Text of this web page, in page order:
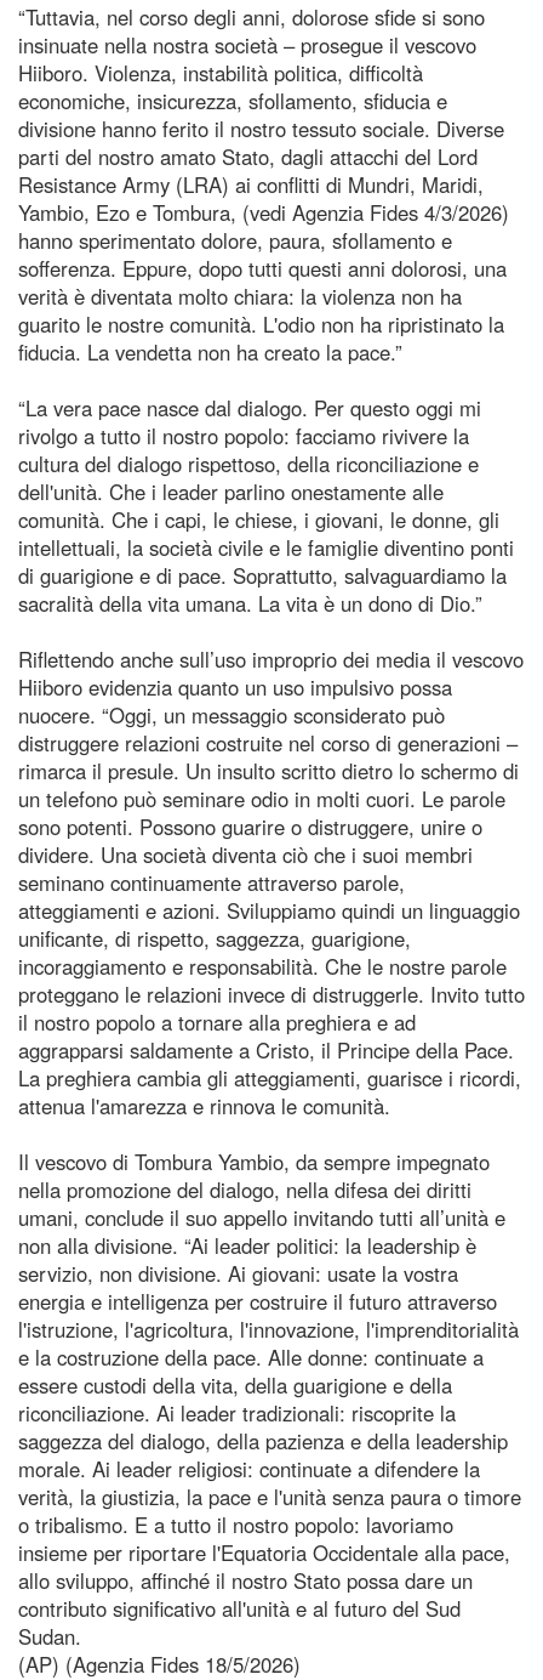
“Tuttavia, nel corso degli anni, dolorose sfide si sono
insinuate nella nostra società – prosegue il vescovo
Hiiboro. Violenza, instabilità politica, difficoltà
economiche, insicurezza, sfollamento, sfiducia e
divisione hanno ferito il nostro tessuto sociale. Diverse
parti del nostro amato Stato, dagli attacchi del Lord
Resistance Army (LRA) ai conflitti di Mundri, Maridi,
Yambio, Ezo e Tombura, (vedi Agenzia Fides 4/3/2026)
hanno sperimentato dolore, paura, sfollamento e
sofferenza. Eppure, dopo tutti questi anni dolorosi, una
verità è diventata molto chiara: la violenza non ha
guarito le nostre comunità. L'odio non ha ripristinato la
fiducia. La vendetta non ha creato la pace.”
“La vera pace nasce dal dialogo. Per questo oggi mi
rivolgo a tutto il nostro popolo: facciamo rivivere la
cultura del dialogo rispettoso, della riconciliazione e
dell'unità. Che i leader parlino onestamente alle
comunità. Che i capi, le chiese, i giovani, le donne, gli
intellettuali, la società civile e le famiglie diventino ponti
di guarigione e di pace. Soprattutto, salvaguardiamo la
sacralità della vita umana. La vita è un dono di Dio.”
Riflettendo anche sull’uso improprio dei media il vescovo
Hiiboro evidenzia quanto un uso impulsivo possa
nuocere. “Oggi, un messaggio sconsiderato può
distruggere relazioni costruite nel corso di generazioni –
rimarca il presule. Un insulto scritto dietro lo schermo di
un telefono può seminare odio in molti cuori. Le parole
sono potenti. Possono guarire o distruggere, unire o
dividere. Una società diventa ciò che i suoi membri
seminano continuamente attraverso parole,
atteggiamenti e azioni. Sviluppiamo quindi un linguaggio
unificante, di rispetto, saggezza, guarigione,
incoraggiamento e responsabilità. Che le nostre parole
proteggano le relazioni invece di distruggerle. Invito tutto
il nostro popolo a tornare alla preghiera e ad
aggrapparsi saldamente a Cristo, il Principe della Pace.
La preghiera cambia gli atteggiamenti, guarisce i ricordi,
attenua l'amarezza e rinnova le comunità.
Il vescovo di Tombura Yambio, da sempre impegnato
nella promozione del dialogo, nella difesa dei diritti
umani, conclude il suo appello invitando tutti all’unità e
non alla divisione. “Ai leader politici: la leadership è
servizio, non divisione. Ai giovani: usate la vostra
energia e intelligenza per costruire il futuro attraverso
l'istruzione, l'agricoltura, l'innovazione, l'imprenditorialità
e la costruzione della pace. Alle donne: continuate a
essere custodi della vita, della guarigione e della
riconciliazione. Ai leader tradizionali: riscoprite la
saggezza del dialogo, della pazienza e della leadership
morale. Ai leader religiosi: continuate a difendere la
verità, la giustizia, la pace e l'unità senza paura o timore
o tribalismo. E a tutto il nostro popolo: lavoriamo
insieme per riportare l'Equatoria Occidentale alla pace,
allo sviluppo, affinché il nostro Stato possa dare un
contributo significativo all'unità e al futuro del Sud
Sudan.
(AP) (Agenzia Fides 18/5/2026)